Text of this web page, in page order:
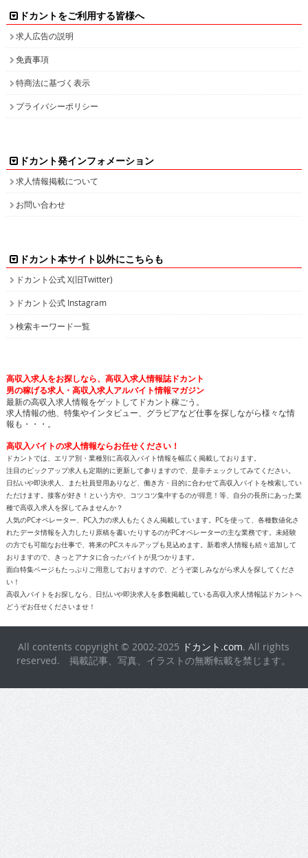
ドカントをご利用する皆様へ
求人広告の説明
免責事項
特商法に基づく表示
プライバシーポリシー
ドカント発インフォメーション
求人情報掲載について
お問い合わせ
ドカント本サイト以外にこちらも
ドカント公式 X(旧Twitter)
ドカント公式 Instagram
検索キーワード一覧
高収入求人をお探しなら、高収入求人情報誌ドカント
男の稼げる求人・高収入求人アルバイト情報マガジン
最新の高収入求人情報をゲットしてドカント稼ごう。
求人情報の他、特集やインタビュー、グラビアなど仕事を探しながら様々な情
報も・・・。
高収入バイトの求人情報ならお任せください！
ドカントでは、エリア別・業種別に高収入バイト情報を幅広く掲載しております。
注目のピックアップ求人も定期的に更新して参りますので、是非チェックしてみてください。
日払いや即決求人、また社員登用ありなど、働き方・目的に合わせて高収入バイトを検索してい
ただけます。接客が好き！という方や、コツコツ集中するのが得意！等、自分の長所にあった業
種で高収入求人を探してみませんか？
人気のPCオペレーター、PC入力の求人もたくさん掲載しています。PCを使って、各種数値化さ
れたデータ情報を入力したり原稿を書いたりするのがPCオペレーターの主な業務です。未経験
の方でも可能なお仕事で、将来のPCスキルアップも見込めます。新着求人情報も続々追加して
おりますので、きっとアナタに合ったバイトが見つかります。
面白特集ページもたっぷりご用意しておりますので、どうぞ楽しみながら求人を探してくださ
い！
高収入バイトをお探しなら、日払いや即決求人を多数掲載している高収入求人情報誌ドカントへ
どうぞお任せくださいませ！
All contents copyright © 2002-2025 ドカント.com. All rights
reserved. 掲載記事、写真、イラストの無断転載を禁じます。